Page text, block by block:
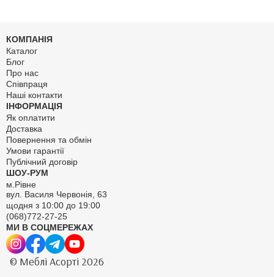
КОМПАНІЯ
Каталог
Блог
Про нас
Співпраця
Наші контакти
ІНФОРМАЦІЯ
Як оплатити
Доставка
Повернення та обмін
Умови гарантії
Публічний договір
ШОУ-РУМ
м.Рівне
вул. Василя Червонія, 63
щодня з 10:00 до 19:00
(068)772-27-25
МИ В СОЦМЕРЕЖАХ
© Меблі Асорті 2026